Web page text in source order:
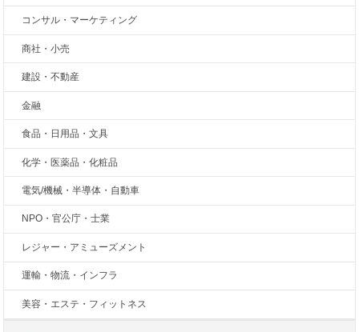
コンサル・マーケティング
商社・小売
建設・不動産
金融
食品・日用品・文具
化学・医薬品・化粧品
電気/機械・半導体・自動車
NPO・官公庁・士業
レジャー・アミューズメント
運輸・物流・インフラ
美容・エステ・フィットネス